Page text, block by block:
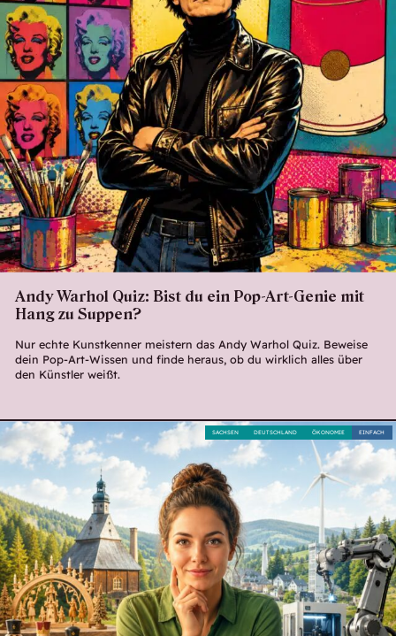
Andy Warhol Quiz: Bist du ein Pop-Art-Genie mit
Hang zu Suppen?
Nur echte Kunstkenner meistern das Andy Warhol Quiz. Beweise
dein Pop-Art-Wissen und finde heraus, ob du wirklich alles über
den Künstler weißt.
EINFACH
ÖKONOMIE
DEUTSCHLAND
SACHSEN